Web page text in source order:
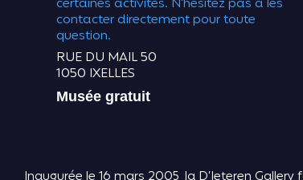
certaines activités. N’hésitez pas à les
contacter directement pour toute
question.
RUE DU MAIL 50
1050 IXELLES
Musée gratuit